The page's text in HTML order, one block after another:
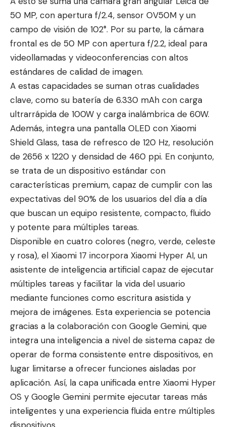
50 MP, con apertura f/2.4, sensor OV50M y un
campo de visión de 102°. Por su parte, la cámara
frontal es de 50 MP con apertura f/2.2, ideal para
videollamadas y videoconferencias con altos
estándares de calidad de imagen.
A estas capacidades se suman otras cualidades
clave, como su batería de 6.330 mAh con carga
ultrarrápida de 100W y carga inalámbrica de 60W.
Además, integra una pantalla OLED con Xiaomi
Shield Glass, tasa de refresco de 120 Hz, resolución
de 2656 x 1220 y densidad de 460 ppi. En conjunto,
se trata de un dispositivo estándar con
características premium, capaz de cumplir con las
expectativas del 90% de los usuarios del día a día
que buscan un equipo resistente, compacto, fluido
y potente para múltiples tareas.
Disponible en cuatro colores (negro, verde, celeste
y rosa), el Xiaomi 17 incorpora Xiaomi Hyper AI, un
asistente de inteligencia artificial capaz de ejecutar
múltiples tareas y facilitar la vida del usuario
mediante funciones como escritura asistida y
mejora de imágenes. Esta experiencia se potencia
gracias a la colaboración con Google Gemini, que
integra una inteligencia a nivel de sistema capaz de
operar de forma consistente entre dispositivos, en
lugar limitarse a ofrecer funciones aisladas por
aplicación. Así, la capa unificada entre Xiaomi Hyper
OS y Google Gemini permite ejecutar tareas más
inteligentes y una experiencia fluida entre múltiples